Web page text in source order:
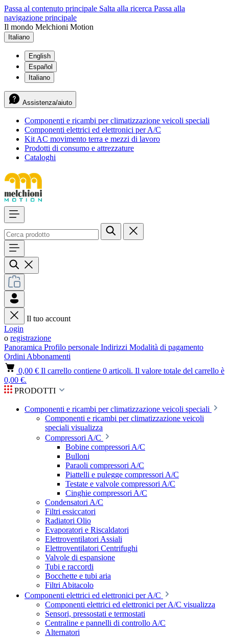
Passa al contenuto principale Salta alla ricerca Passa alla
navigazione principale
Il mondo Melchioni Motion
Italiano
English
Español
Italiano
Assistenza/aiuto
Componenti e ricambi per climatizzazione veicoli speciali
Componenti elettrici ed elettronici per A/C
Kit AC movimento terra e mezzi di lavoro
Prodotti di consumo e attrezzature
Cataloghi
Il tuo account
Login
o registrazione
Panoramica Profilo personale Indirizzi Modalità di pagamento
Ordini Abbonamenti
0,00 € Il carrello contiene 0 articoli. Il valore totale del carrello è
0,00 €.
PRODOTTI
Componenti e ricambi per climatizzazione veicoli speciali
Componenti e ricambi per climatizzazione veicoli
speciali visualizza
Compressori A/C
Bobine compressori A/C
Bulloni
Paraoli compressori A/C
Piattelli e pulegge compressori A/C
Testate e valvole compressori A/C
Cinghie compressori A/C
Condensatori A/C
Filtri essiccatori
Radiatori Olio
Evaporatori e Riscaldatori
Elettroventilatori Assiali
Elettroventilatori Centrifughi
Valvole di espansione
Tubi e raccordi
Bocchette e tubi aria
Filtri Abitacolo
Componenti elettrici ed elettronici per A/C
Componenti elettrici ed elettronici per A/C visualizza
Sensori, pressostati e termostati
Centraline e pannelli di controllo A/C
Alternatori